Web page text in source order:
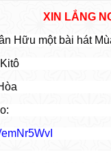
XIN LẮNG
Hữu một bài hát